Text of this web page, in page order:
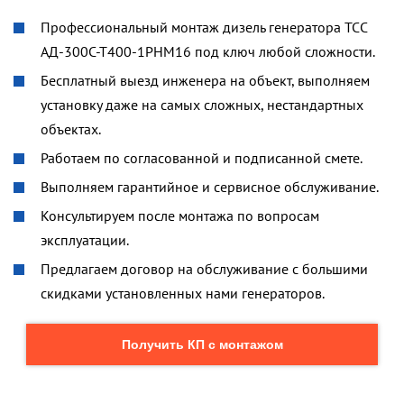
Профессиональный монтаж дизель генератора ТСС
АД-300С-Т400-1РНМ16 под ключ любой сложности.
Бесплатный выезд инженера на объект, выполняем
установку даже на самых сложных, нестандартных
объектах.
Работаем по согласованной и подписанной смете.
Выполняем гарантийное и сервисное обслуживание.
Консультируем после монтажа по вопросам
эксплуатации.
Предлагаем договор на обслуживание с большими
скидками установленных нами генераторов.
Получить КП с монтажом